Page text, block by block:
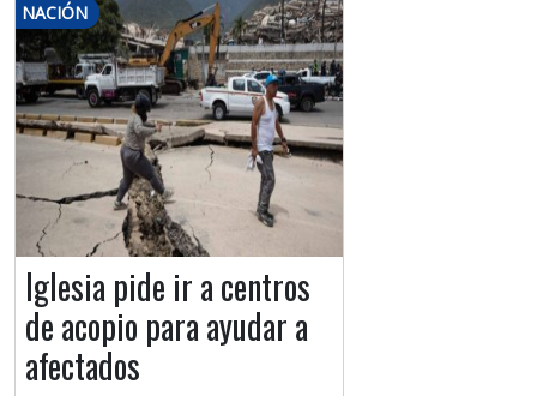
NACIÓN
Iglesia pide ir a centros
de acopio para ayudar a
afectados